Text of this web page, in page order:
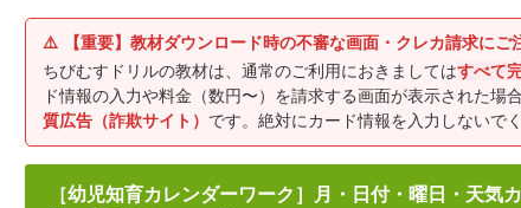
⚠️
【重要】教材ダウンロード時の不審な画面・クレカ請求にご
ちびむすドリルの教材は、通常のご利用におきましてはすべて
ド情報の入力や料金（数円〜）を請求する画面が表示された場
質広告（詐欺サイト） です。絶対にカード情報を入力しないで
［幼児知育カレンダーワーク］月・日付・曜日・天